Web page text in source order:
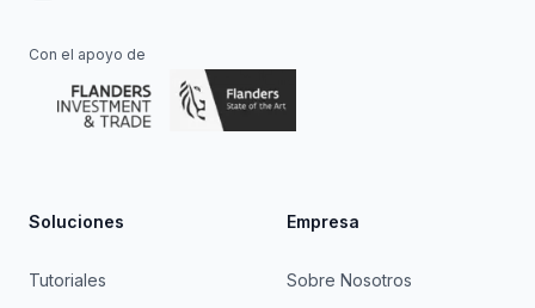
Con el apoyo de
Soluciones
Tutoriales
Empresa
Sobre Nosotros